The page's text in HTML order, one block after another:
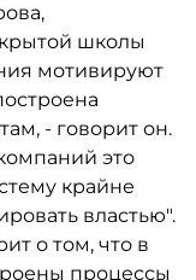
школы
мотивируют
- говорит он.
это
крайне
властью".
о том, что в
процессы